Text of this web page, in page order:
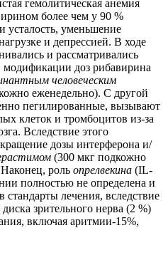
гемолитическая анемия
более чем у 90 %
уменьшение
и депрессией. В ходе
и рассматривались
доз рибавирина
человеческим
еженедельно). С другой
пегилированные, вызывают
клеток и тромбоцитов из-за
Вследствие этого
дозы интерферона и/
(300 мкг подкожно
Наконец, роль опрелвекина (IL-
полностью не определена и
стандарты лечения, вследствие
зрительного нерва (2 %)
включая аритмии-15%,